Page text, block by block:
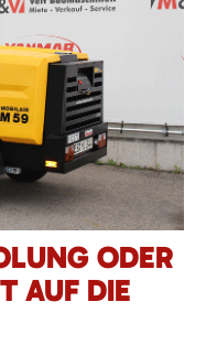
ODER
AUF DIE